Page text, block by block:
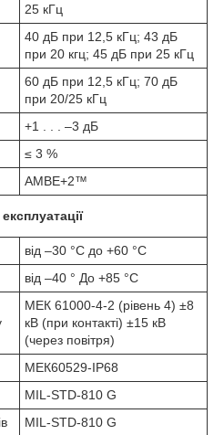
25 кГц
40 дБ при 12,5 кГц; 43 дБ
при 20 кгц; 45 дБ при 25 кГц
60 дБ при 12,5 кГц; 70 дБ
при 20/25 кГц
+1 . . . –3 дБ
≤ 3 %
AMBE+2™
від –30 °С до +60 °С
від –40 ° До +85 °С
МЕК 61000-4-2 (рівень 4) ±8
кВ (при контакті) ±15 кВ
(через повітря)
МЕК60529-IP68
MIL-STD-810 G
MIL-STD-810 G